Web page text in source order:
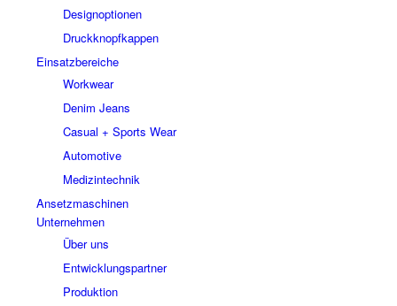
Designoptionen
Druckknopfkappen
Einsatzbereiche
Workwear
Denim Jeans
Casual + Sports Wear
Automotive
Medizintechnik
Ansetzmaschinen
Unternehmen
Über uns
Entwicklungspartner
Produktion